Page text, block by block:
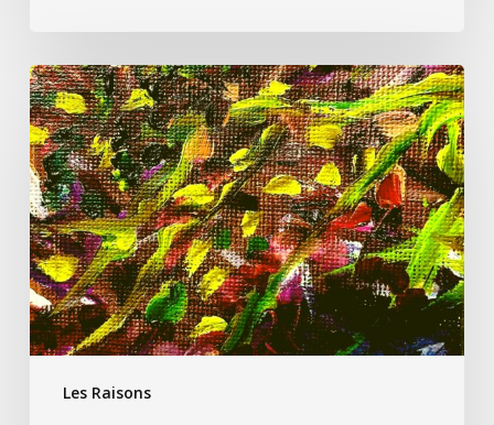
Les Raisons
Un
peu
de
Paul
Ricoeur
et
nous